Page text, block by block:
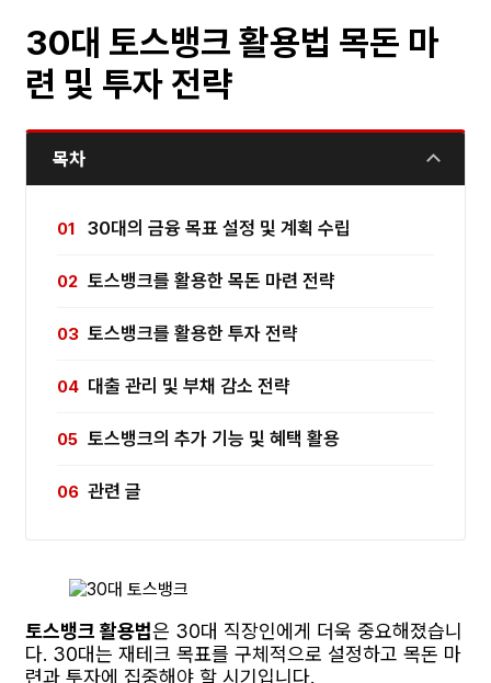
30대 토스뱅크 활용법 목돈 마
련 및 투자 전략
목차
30대의 금융 목표 설정 및 계획 수립
토스뱅크를 활용한 목돈 마련 전략
토스뱅크를 활용한 투자 전략
대출 관리 및 부채 감소 전략
토스뱅크의 추가 기능 및 혜택 활용
관련 글
토스뱅크 활용법은 30대 직장인에게 더욱 중요해졌습니
다. 30대는 재테크 목표를 구체적으로 설정하고 목돈 마
련과 투자에 집중해야 할 시기입니다.